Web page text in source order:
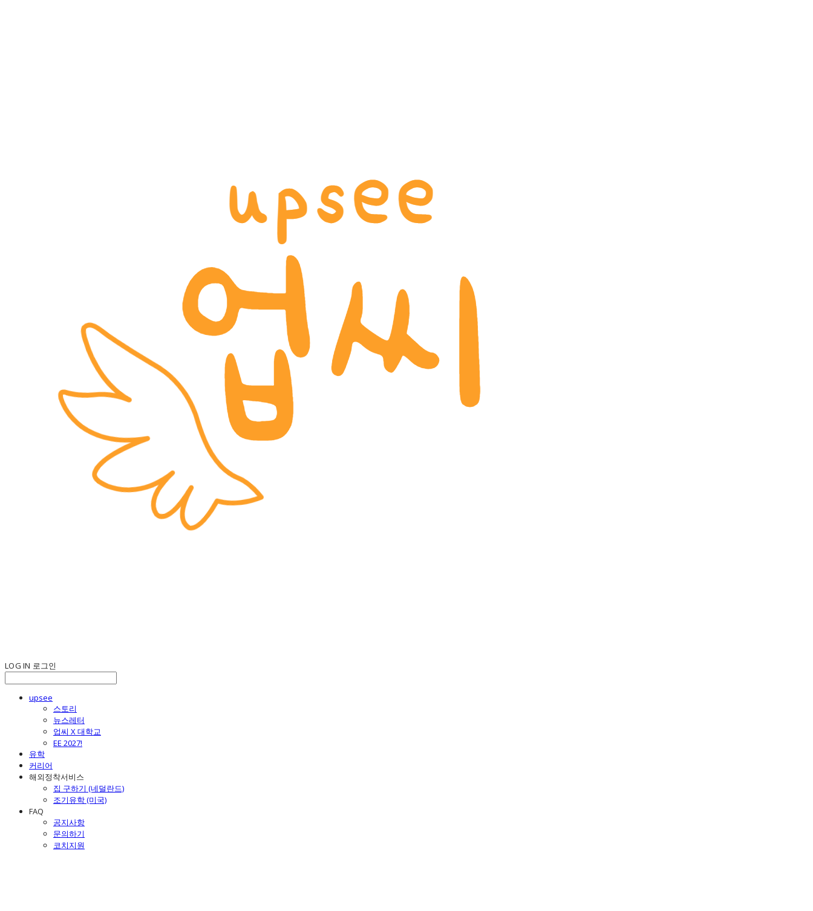
LOG IN 로그인
upsee
스토리
뉴스레터
업씨 X 대학교
EE 2027!
유학
커리어
해외정착서비스
집 구하기 (네덜란드)
조기유학 (미국)
FAQ
공지사항
문의하기
코치지원